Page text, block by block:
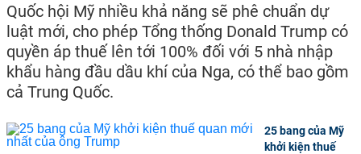
Quốc hội Mỹ nhiều khả năng sẽ phê chuẩn dự
luật mới, cho phép Tổng thống Donald Trump có
quyền áp thuế lên tới 100% đối với 5 nhà nhập
khẩu hàng đầu dầu khí của Nga, có thể bao gồm
cả Trung Quốc.
25 bang của Mỹ
khởi kiện thuế